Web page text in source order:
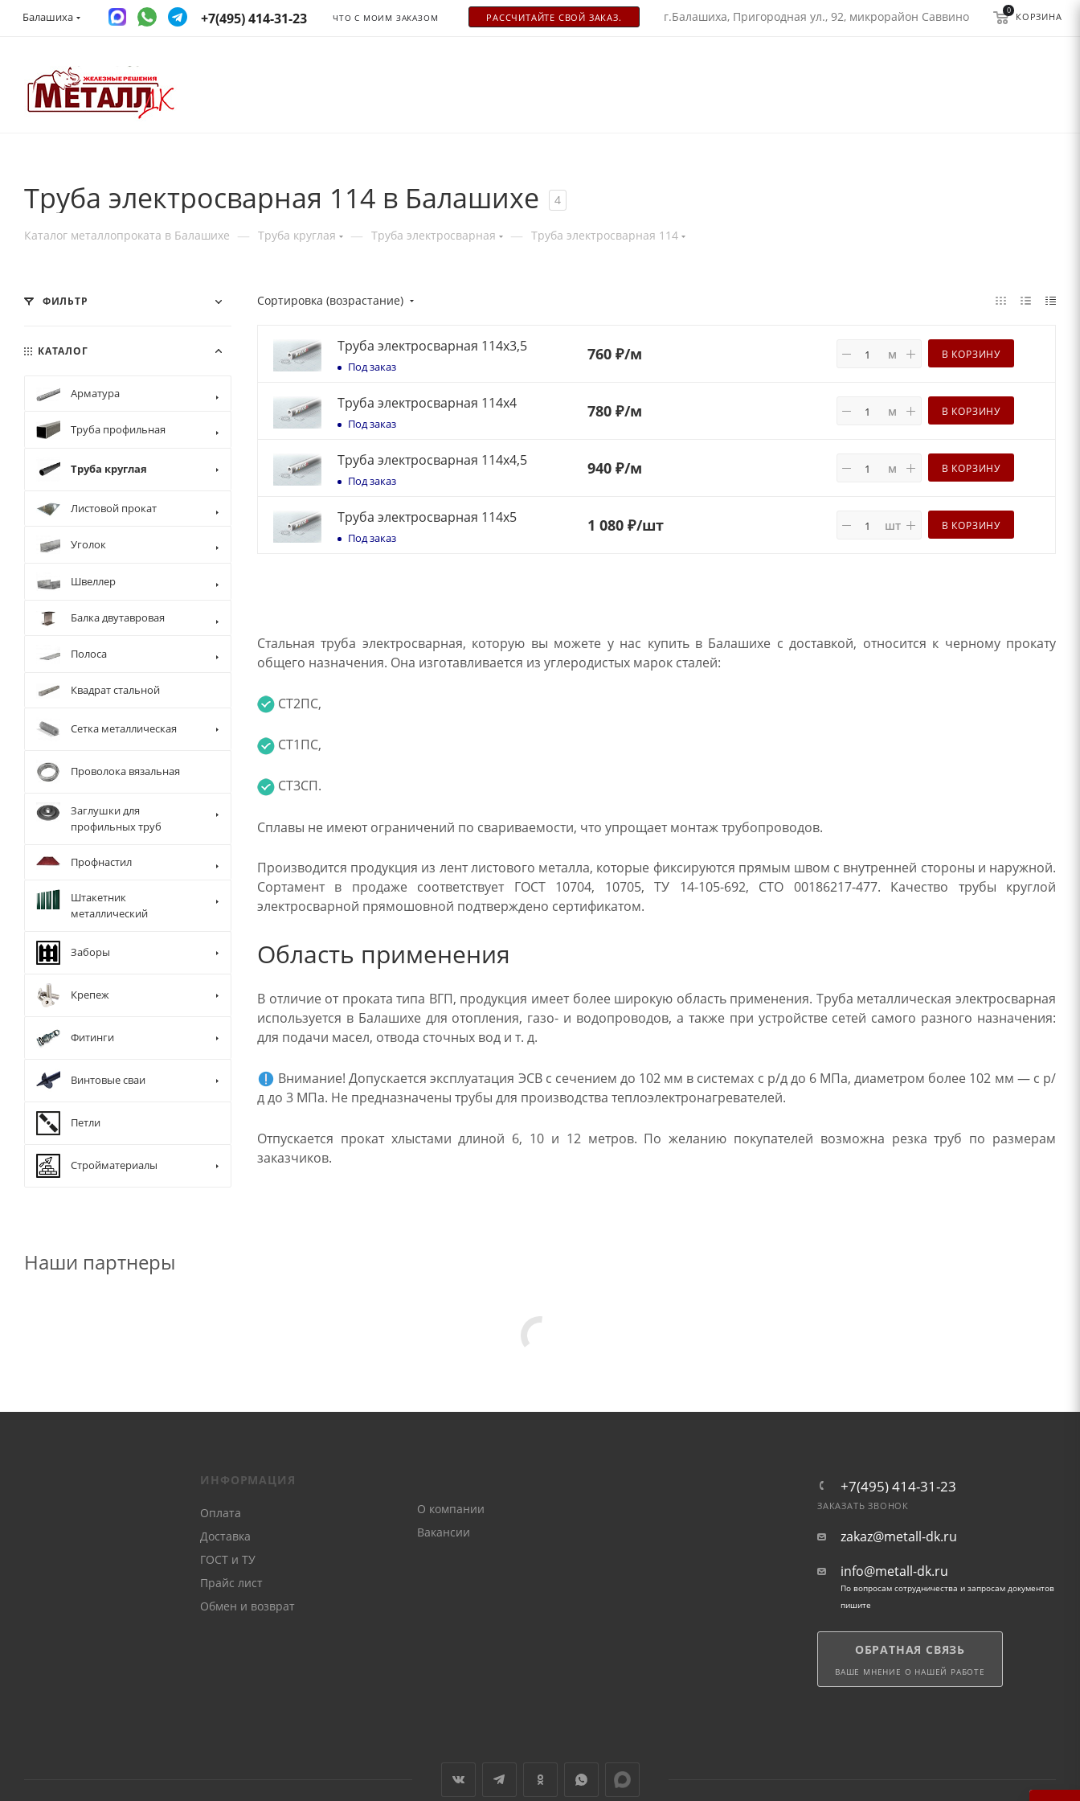
Балашиха +7(495) 414-31-23 ЧТО С МОИМ ЗАКАЗОМ РАСCЧИТАЙТЕ СВОЙ ЗАКАЗ. г.Балашиха, Пригородная ул., 92, микрорайон Саввино 0
КОРЗИНА
Труба электросварная 114 в Балашихе 4
Каталог металлопроката в Балашихе — Труба круглая — Труба электросварная — Труба электросварная 114
Сортировка (возрастание)
Труба электросварная 114х3,5
Под заказ
760 ₽/м м В КОРЗИНУ
Труба электросварная 114х4
Под заказ
780 ₽/м м В КОРЗИНУ
Труба электросварная 114х4,5
Под заказ
940 ₽/м м В КОРЗИНУ
Труба электросварная 114х5
Под заказ
1 080 ₽/шт шт В КОРЗИНУ
Стальная труба электросварная, которую вы можете у нас купить в Балашихе с доставкой, относится к черному прокату
общего назначения. Она изготавливается из углеродистых марок сталей:
СТ2ПС,
СТ1ПС,
СТ3СП.
Сплавы не имеют ограничений по свариваемости, что упрощает монтаж трубопроводов.
Производится продукция из лент листового металла, которые фиксируются прямым швом с внутренней стороны и наружной.
Сортамент в продаже соответствует ГОСТ 10704, 10705, ТУ 14-105-692, СТО 00186217-477. Качество трубы круглой
электросварной прямошовной подтверждено сертификатом.
Область применения
В отличие от проката типа ВГП, продукция имеет более широкую область применения. Труба металлическая электросварная
используется в Балашихе для отопления, газо- и водопроводов, а также при устройстве сетей самого разного назначения:
для подачи масел, отвода сточных вод и т. д.
Внимание! Допускается эксплуатация ЭСВ с сечением до 102 мм в системах с р/д до 6 МПа, диаметром более 102 мм — с р/
д до 3 МПа. Не предназначены трубы для производства теплоэлектронагревателей.
Отпускается прокат хлыстами длиной 6, 10 и 12 метров. По желанию покупателей возможна резка труб по размерам
заказчиков.
ФИЛЬТР
КАТАЛОГ
Арматура
Труба профильная
Труба круглая
Листовой прокат
Уголок
Швеллер
Балка двутавровая
Полоса
Квадрат стальной
Сетка металлическая
Проволока вязальная
Заглушки для
профильных труб
Профнастил
Штакетник
металлический
Заборы
Крепеж
Фитинги
Винтовые сваи
Петли
Стройматериалы
Наши партнеры
ИНФОРМАЦИЯ
Оплата
Доставка
ГОСТ и ТУ
Прайс лист
Обмен и возврат
О компании
Вакансии
+7(495) 414-31-23
ЗАКАЗАТЬ ЗВОНОК
zakaz@metall-dk.ru
info@metall-dk.ru
По вопросам сотрудничества и запросам документов
пишите
ОБРАТНАЯ СВЯЗЬ
ВАШЕ МНЕНИЕ О НАШЕЙ РАБОТЕ